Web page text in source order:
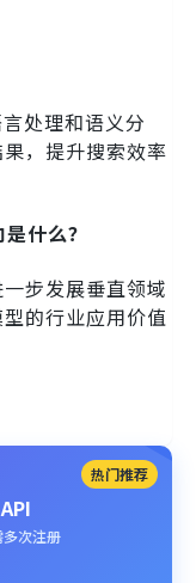
处理和语义分
，提升搜索效率
什么？
步发展垂直领域
的行业应用价值
热门推荐
次注册